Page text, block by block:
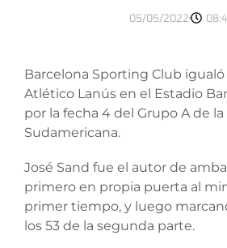
05/05/2022
Barcelona Sporting Club igualó
Atlético Lanús en el Estadio
por la fecha 4 del Grupo A de
Sudamericana.
José Sand fue el autor de
primero en propia puerta al
primer tiempo, y luego
los 53 de la segunda parte.